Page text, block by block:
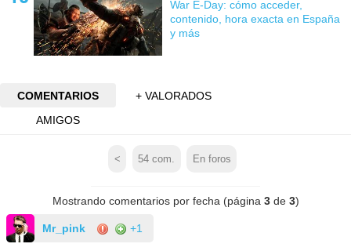
War E-Day: cómo acceder,
contenido, hora exacta en España
y más
COMENTARIOS
+ VALORADOS
AMIGOS
< 54 com. En foros
Mostrando comentarios por fecha (página 3de 3)
Mr_pink +1